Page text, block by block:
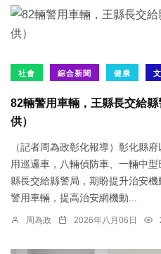
社會 綜合新聞 健康
82輛警用車輛，王縣長交給
供）
（記者周為政彰化報導）彰化縣
用巡邏車，八輛偵防車、一輛中
縣長交給縣警局，期盼提升治安
警用車輛，提高治安網機動...
周為政 2026年八月06日